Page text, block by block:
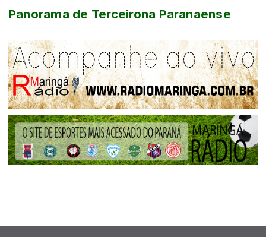
Panorama de Terceirona Paranaense